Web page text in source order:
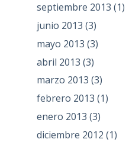
septiembre 2013 (1)
junio 2013 (3)
mayo 2013 (3)
abril 2013 (3)
marzo 2013 (3)
febrero 2013 (1)
enero 2013 (3)
diciembre 2012 (1)